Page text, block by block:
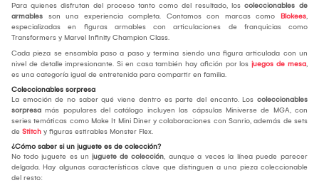
Para quienes disfrutan del proceso tanto como del resultado, los coleccionables de
armables son una experiencia completa. Contamos con marcas como Blokees,
especializadas en figuras armables con articulaciones de franquicias como
Transformers y Marvel Infinity Champion Class.
Cada pieza se ensambla paso a paso y termina siendo una figura articulada con un
nivel de detalle impresionante. Si en casa también hay afición por los juegos de mesa,
es una categoría igual de entretenida para compartir en familia.
Coleccionables sorpresa
La emoción de no saber qué viene dentro es parte del encanto. Los coleccionables
sorpresa más populares del catálogo incluyen las cápsulas Miniverse de MGA, con
series temáticas como Make It Mini Diner y colaboraciones con Sanrio, además de sets
de Stitch y figuras estirables Monster Flex.
¿Cómo saber si un juguete es de colección?
No todo juguete es un juguete de colección, aunque a veces la línea puede parecer
delgada. Hay algunas características clave que distinguen a una pieza coleccionable
del resto: